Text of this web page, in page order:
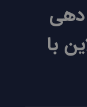
دهی
با